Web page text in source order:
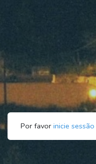
Por favor inicie sessão